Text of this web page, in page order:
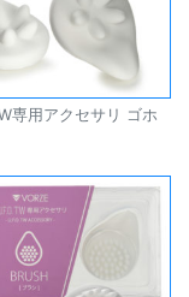
専用アクセサリ ゴホ